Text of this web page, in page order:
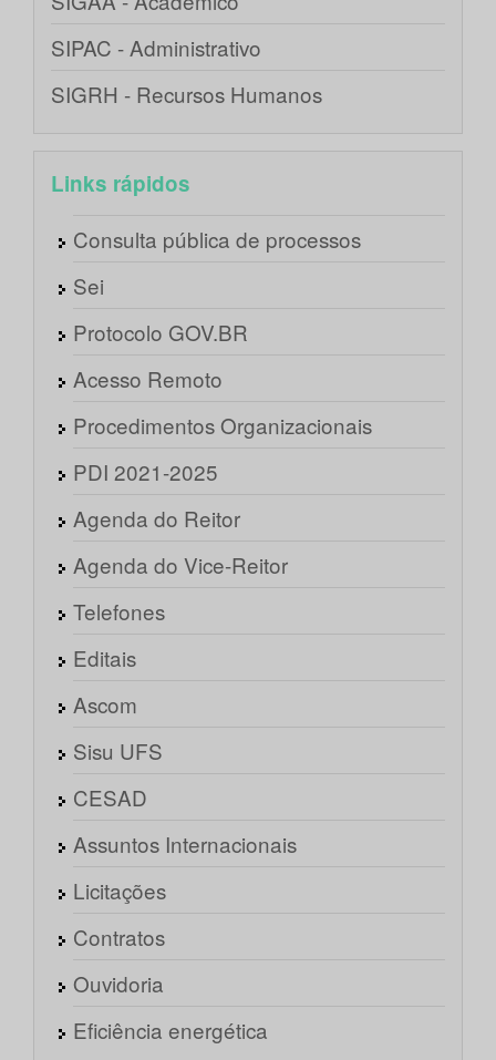
SIPAC - Administrativo
SIGRH - Recursos Humanos
Links rápidos
Consulta pública de processos
Sei
Protocolo GOV.BR
Acesso Remoto
Procedimentos Organizacionais
PDI 2021-2025
Agenda do Reitor
Agenda do Vice-Reitor
Telefones
Editais
Ascom
Sisu UFS
CESAD
Assuntos Internacionais
Licitações
Contratos
Ouvidoria
Eficiência energética